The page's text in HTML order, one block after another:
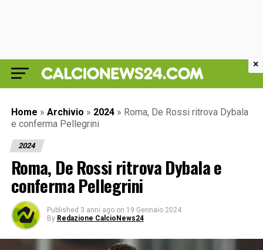
Home » Archivio » 2024 » Roma, De Rossi ritrova Dybala
e conferma Pellegrini
2024
Roma, De Rossi ritrova Dybala e
conferma Pellegrini
Published 3 anni ago on 19 Gennaio 2024
By Redazione CalcioNews24
×